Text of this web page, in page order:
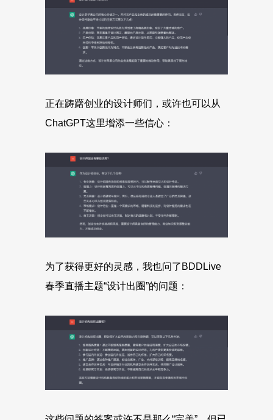
正在踌躇创业的设计师们，或许也可以从
ChatGPT这里增添一些信心：
为了获得更好的灵感，我也问了BDDLive
春季直播主题“设计出圈”的问题：